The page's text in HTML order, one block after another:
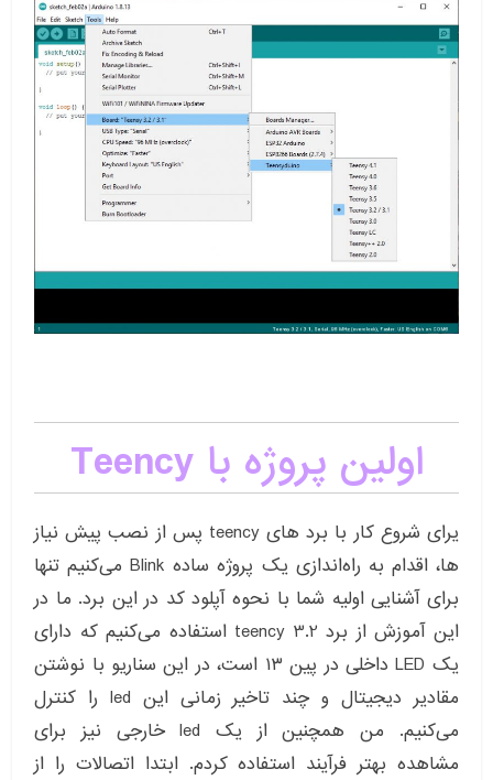
اولین پروژه با Teency
یرای شروع کار با برد های teency پس از نصب پیش نیاز
ها، اقدام به راه‌اندازی یک پروژه ساده Blink می‌کنیم تنها
برای آشنایی اولیه شما با نحوه آپلود کد در این برد. ما در
این آموزش از برد teency 3.2 استفاده می‌کنیم که دارای
یک LED داخلی در پین ۱۳ است، در این سناریو با نوشتن
مقادیر دیجیتال و چند تاخیر زمانی این led را کنترل
می‌کنیم. من همچنین از یک led خارجی نیز برای
مشاهده بهتر فرآیند استفاده کردم. ابتدا اتصالات را از